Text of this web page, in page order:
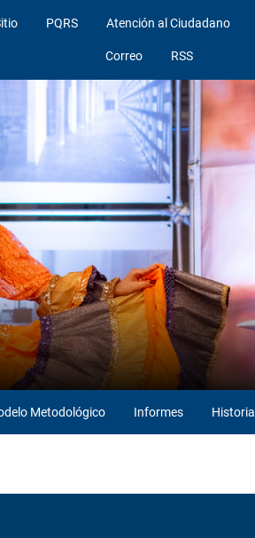
PQRS Atención al Ciudadano
Correo RSS
Metodológico Informes Historia